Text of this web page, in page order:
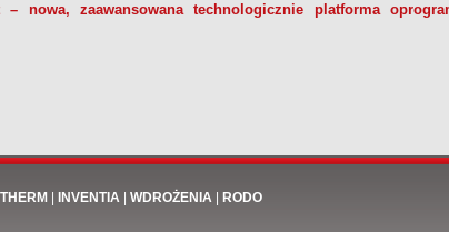
– nowa, zaawansowana technologicznie platforma
| INVENTIA | WDROŻENIA | RODO